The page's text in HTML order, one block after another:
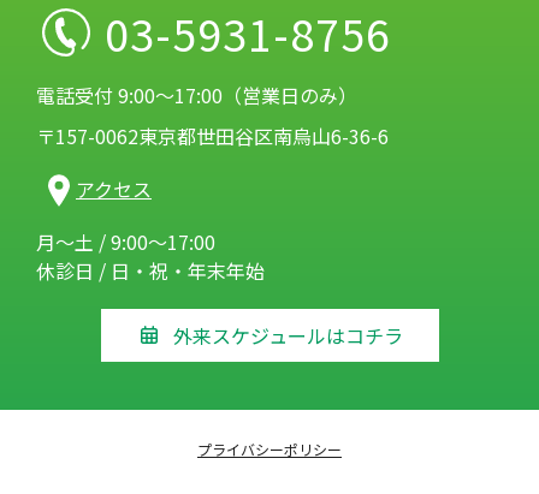
03-5931-8756
電話受付 9:00～17:00（営業日のみ）
〒157-0062東京都世田谷区南烏山6-36-6
アクセス
月～土 / 9:00～17:00
休診日 / 日・祝・年末年始
外来スケジュールはコチラ
プライバシーポリシー